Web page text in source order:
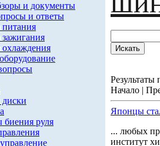
и документы
и ответы
биения руля
Результаты
Начало |
Японцы
... любых
институт